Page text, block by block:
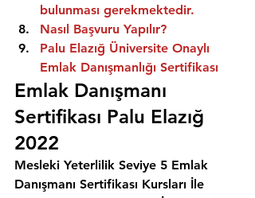
bulunması gerekmektedir.
Nasıl Başvuru Yapılır?
Palu Elazığ Üniversite Onaylı
Emlak Danışmanlığı Sertifikası
Emlak Danışmanı
Sertifikası Palu Elazığ
2022
Mesleki Yeterlilik Seviye 5 Emlak
Danışmanı Sertifikası Kursları İle